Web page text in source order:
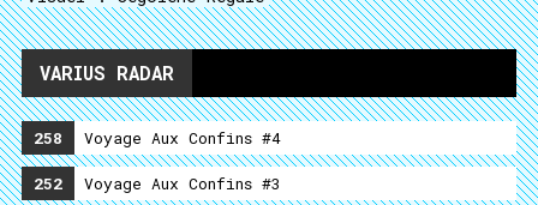
VARIUS RADAR
258 Voyage Aux Confins #4
252 Voyage Aux Confins #3